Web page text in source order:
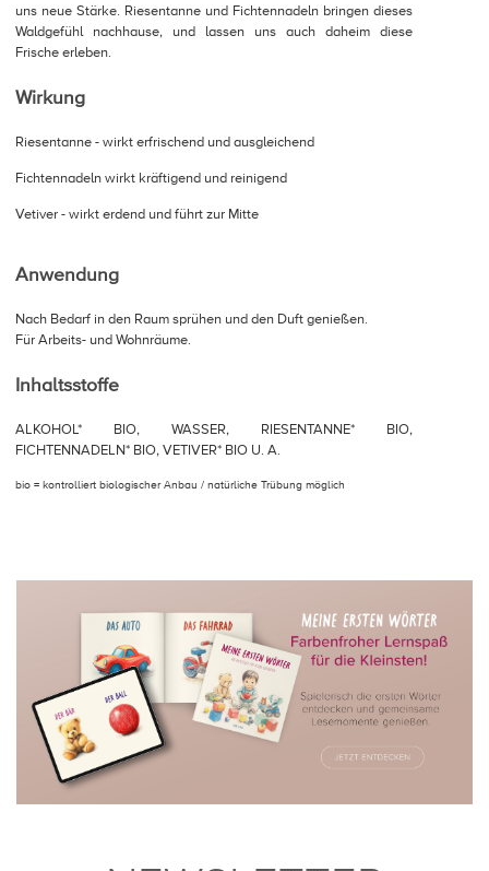
uns neue Stärke. Riesentanne und Fichtennadeln bringen dieses
Waldgefühl nachhause, und lassen uns auch daheim diese
Frische erleben.
Wirkung
Riesentanne - wirkt erfrischend und ausgleichend
Fichtennadeln wirkt kräftigend und reinigend
Vetiver - wirkt erdend und führt zur Mitte
Anwendung
Nach Bedarf in den Raum sprühen und den Duft genießen.
Für Arbeits- und Wohnräume.
Inhaltsstoffe
ALKOHOL* BIO, WASSER, RIESENTANNE* BIO,
FICHTENNADELN* BIO, VETIVER* BIO U. A.
bio = kontrolliert biologischer Anbau / natürliche Trübung möglich